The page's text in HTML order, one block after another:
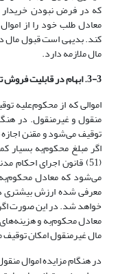
که در فرض نبودن خریدار
معادل طلب خود را از
کند. بدیهی است قبول مال
مال ملازمه دارد.
3-3. ابهام در قابلیت فروش تمام مال غیرمنقول مشاع
اموالی که از محکوم‌علیه
منقول و غیرمنقول. در
توقیف می‌‌شود و مقنن
اگر مبلغ محکوم‌به بسیار
(51) قانون اجرای احکام
می‌شود که معادل محکوم‌به
معرفی شده ارزش بیشتری
خواهد شد. در این صورت
معادل محکوم‌به و
مال غیرمنقول امکان
در هنگام مزایده اموال